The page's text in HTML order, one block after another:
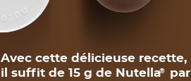
Avec cette délicieuse recette,
il suffit de 15 g de Nutella®
par